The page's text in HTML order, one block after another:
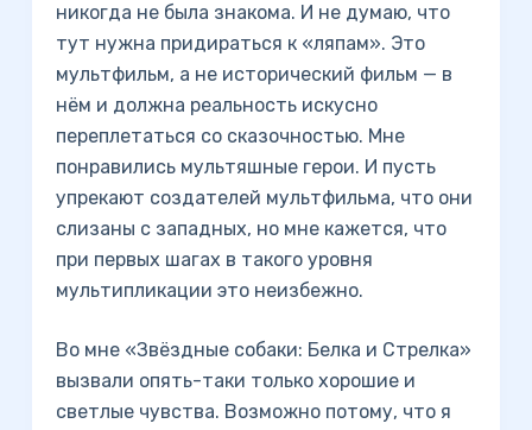
никогда не была знакома. И не думаю, что
тут нужна придираться к «ляпам». Это
мультфильм, а не исторический фильм — в
нём и должна реальность искусно
переплетаться со сказочностью. Мне
понравились мультяшные герои. И пусть
упрекают создателей мультфильма, что они
слизаны с западных, но мне кажется, что
при первых шагах в такого уровня
мультипликации это неизбежно.
Во мне «Звёздные собаки: Белка и Стрелка»
вызвали опять-таки только хорошие и
светлые чувства. Возможно потому, что я